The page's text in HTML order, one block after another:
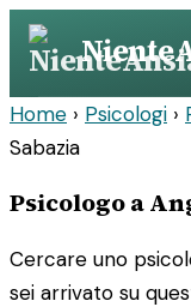
Vai
contenuto
Home › Psicologi ›
Sabazia
Psicologo a
Cercare uno
sei arrivato su